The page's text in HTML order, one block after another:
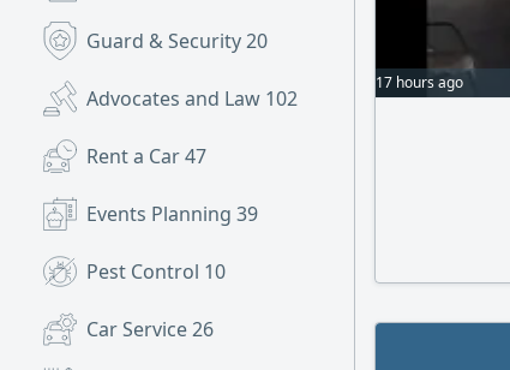
Guard & Security20
Advocates and Law 102
Rent a Car47
Events Planning 39
Pest Control 10
Car Service26
17 hours ago